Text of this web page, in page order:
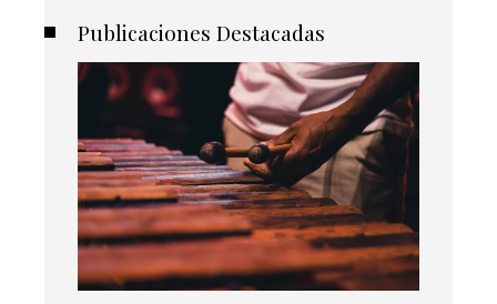
Publicaciones Destacadas